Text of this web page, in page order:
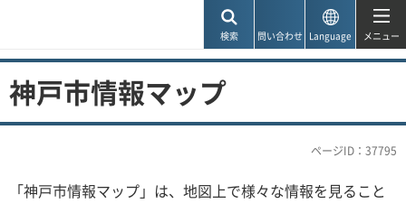
検索 問い合わせ Language メニュー
神戸市情報マップ
ページID：37795
「神戸市情報マップ」は、地図上で様々な情報を見ること